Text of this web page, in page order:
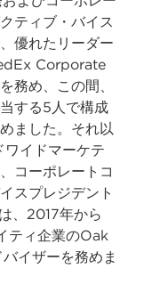
ティブ・バイス
優れたリーダー
Corporate
務め、この間、
する5人で構成
ました。それ以
イドマーケテ
コーポレートコ
スプレジデント
、2017年から
ティ企業のOak
イザーを務めま